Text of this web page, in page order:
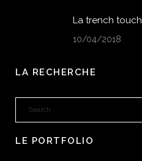
La trench touch
10/04/2018
LA RECHERCHE
LE PORTFOLIO